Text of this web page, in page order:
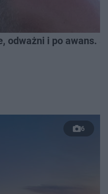
odważni i po awans.
6